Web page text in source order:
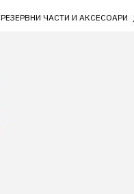
РЕЗЕРВНИ ЧАСТИ И АКСЕСОАРИ